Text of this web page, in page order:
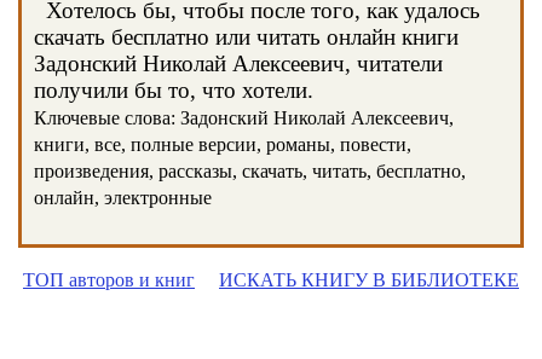
Хотелось бы, чтобы после того, как удалось
скачать бесплатно или читать онлайн книги
Задонский Николай Алексеевич, читатели
получили бы то, что хотели.
Ключевые слова: Задонский Николай Алексеевич,
книги, все, полные версии, романы, повести,
произведения, рассказы, скачать, читать, бесплатно,
онлайн, электронные
ТОП авторов и книг ИСКАТЬ КНИГУ В БИБЛИОТЕКЕ